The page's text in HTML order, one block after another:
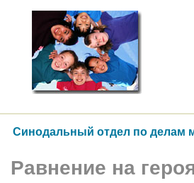
Синодальный отдел по делам
Равнение на